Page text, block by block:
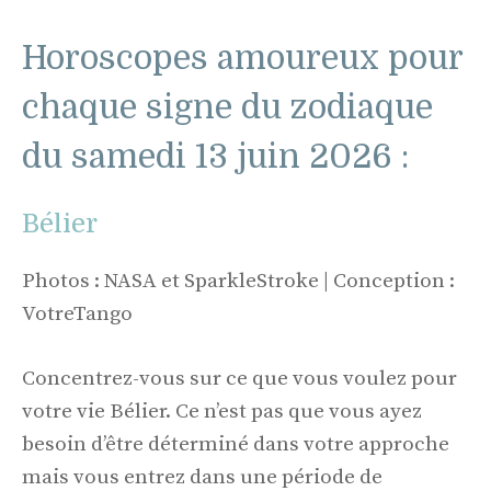
Horoscopes amoureux pour
chaque signe du zodiaque
du samedi 13 juin 2026 :
Bélier
Photos : NASA et SparkleStroke | Conception :
VotreTango
Concentrez-vous sur ce que vous voulez pour
votre vie Bélier. Ce n’est pas que vous ayez
besoin d’être déterminé dans votre approche
mais vous entrez dans une période de